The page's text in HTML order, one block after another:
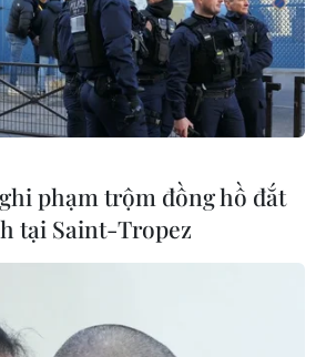
học #Viện nghiên cứu Áo
phạm trộm đồng hồ đắt
tại Saint-Tropez